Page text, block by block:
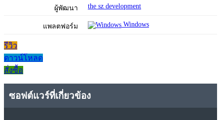
ผู้พัฒนา the sz development
แพลตฟอร์ม Windows
รีวิว
ดาวน์โหลด
สั่งซื้อ
ซอฟต์แวร์ที่เกี่ยวข้อง